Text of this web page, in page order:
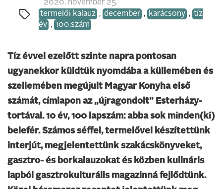
2020. november 25.
termelői kalauz , december , karácsony , tíz
év , 100.szám
Tíz évvel ezelőtt szinte napra pontosan
ugyanekkor küldtük nyomdába a küllemében és
szellemében megújult Magyar Konyha első
számát, címlapon az „újragondolt” Esterházy-
tortával. 10 év, 100 lapszám: abba sok minden(ki)
belefér. Számos séffel, termelővel készítettünk
interjút, megjelentettünk szakácskönyveket,
gasztro- és borkalauzokat és közben kulináris
lapból gasztrokulturális magazinná fejlődtünk.